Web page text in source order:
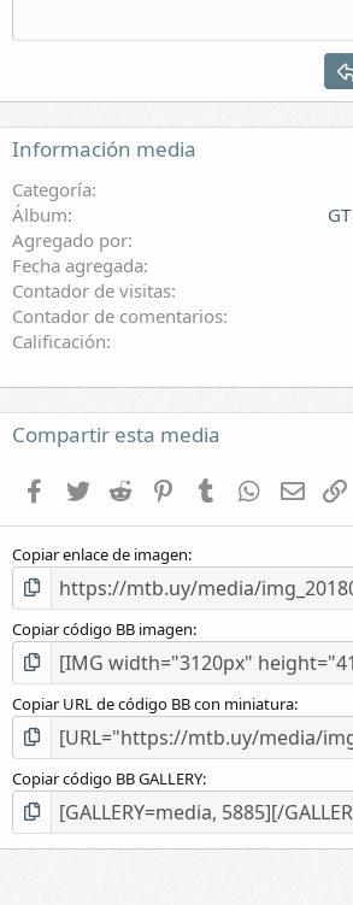
Encabezado 2
Información media
Categoría
Álbum
Agregado por
Fecha agregada
Contador de visitas
Contador de comentarios
Calificación
Compartir esta media
Facebook
Twitter Reddit PinterestTumblr WhatsApp
E-mail
Copiar enlace de imagen
Copiar código BB imagen
Copiar URL de código BB con miniatura
Copiar código BB GALLERY